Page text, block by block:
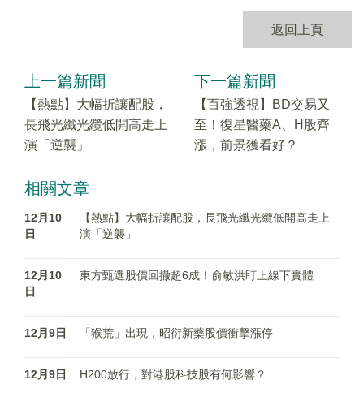
返回上頁
上一篇新聞
【熱點】大幅折讓配股，
長飛光纖光纜低開高走上
演「逆襲」
下一篇新聞
【百強透視】BD交易又
至！復星醫藥A、H股齊
漲，前景獲看好？
相關文章
12月10
日
【熱點】大幅折讓配股，長飛光纖光纜低開高走上
演「逆襲」
12月10
日
東方甄選股價回撤超6成！俞敏洪盯上線下實體
12月9日 「猴荒」出現，昭衍新藥股價衝擊漲停
12月9日 H200放行，對港股科技股有何影響？